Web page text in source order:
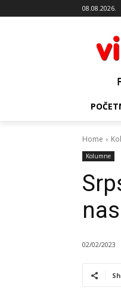
08.08.2026.
Home
Kolumne
02/02/2023